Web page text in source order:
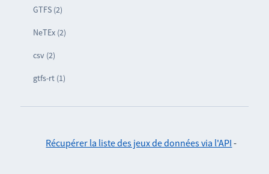
GTFS (2)
NeTEx (2)
csv (2)
gtfs-rt (1)
Récupérer la liste des jeux de données via l'API -